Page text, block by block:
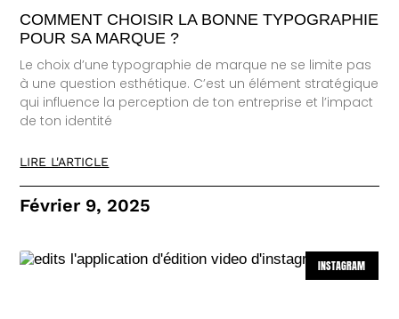
COMMENT CHOISIR LA BONNE TYPOGRAPHIE
POUR SA MARQUE ?
Le choix d’une typographie de marque ne se limite pas
à une question esthétique. C’est un élément stratégique
qui influence la perception de ton entreprise et l’impact
de ton identité
LIRE L'ARTICLE
Février 9, 2025
INSTAGRAM